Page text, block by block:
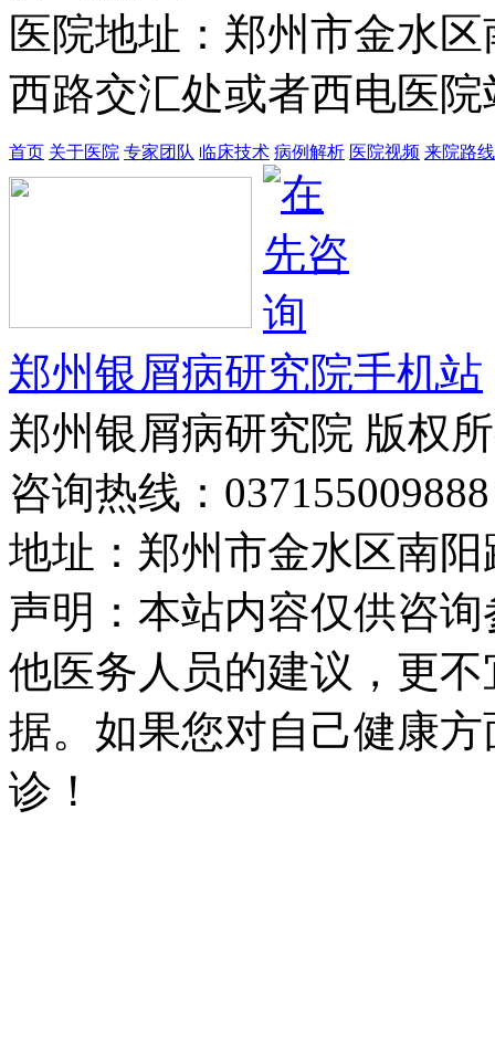
医院地址：郑州市金水
西路交汇处或者西电医
首页 关于医院 专家团队 临床技术 病例解析 医院视频 来院路线
郑州银屑病研究院手机站
郑州银屑病研究院 版权
咨询热线：
地址：郑州市金水区南阳
声明：本站内容仅供咨
他医务人员的建议，更
据。如果您对自己健康
诊！